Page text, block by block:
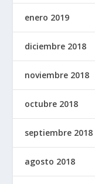
enero 2019
diciembre 2018
noviembre 2018
octubre 2018
septiembre 2018
agosto 2018